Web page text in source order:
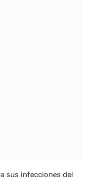
sus infecciones del